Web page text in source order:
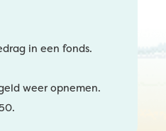
in een fonds.
weer opnemen.